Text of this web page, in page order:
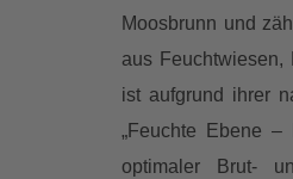
Moosbrunn und
aus Feuchtwiesen,
ist aufgrund ihrer
„Feuchte Ebene –
optimaler Brut-